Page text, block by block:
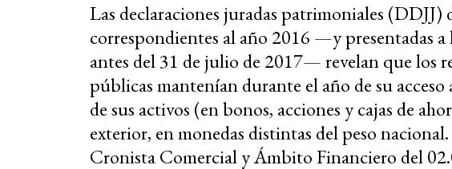
Las declaraciones juradas patrimoniales
correspondientes al año 2016 —y presentadas
antes del 31 de julio de 2017— revelan que los
públicas mantenían durante el año de su
de sus activos (en bonos, acciones y cajas de
exterior, en monedas distintas del peso
Cronista Comercial y Ámbito Financiero del